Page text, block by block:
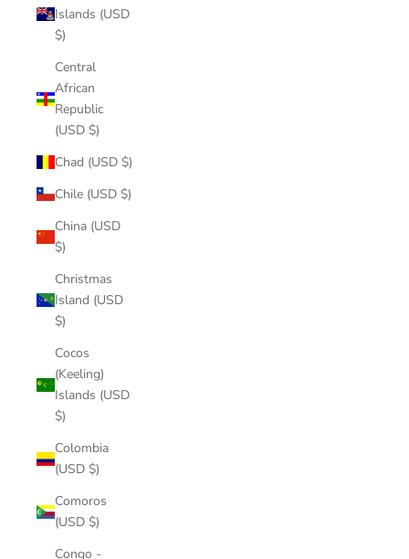
Islands (USD
$)
Central
African
Republic
(USD $)
Chad (USD $)
Chile (USD $)
China (USD
$)
Christmas
Island (USD
$)
Cocos
(Keeling)
Islands (USD
$)
Colombia
(USD $)
Comoros
(USD $)
Congo -